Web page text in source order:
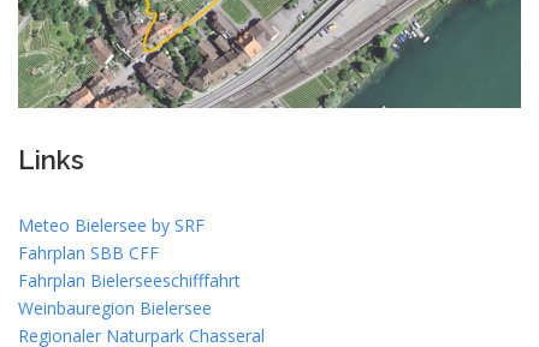
Links
Meteo Bielersee by SRF
Fahrplan SBB CFF
Fahrplan Bielerseeschifffahrt
Weinbauregion Bielersee
Regionaler Naturpark Chasseral